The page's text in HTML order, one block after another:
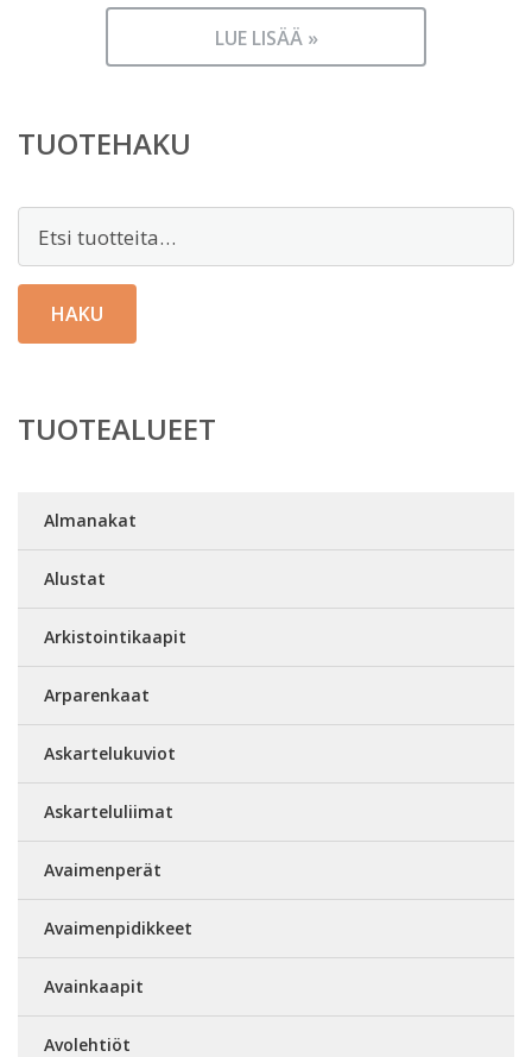
LUE LISÄÄ »
TUOTEHAKU
HAKU
TUOTEALUEET
Almanakat
Alustat
Arkistointikaapit
Arparenkaat
Askartelukuviot
Askarteluliimat
Avaimenperät
Avaimenpidikkeet
Avainkaapit
Avolehtiöt